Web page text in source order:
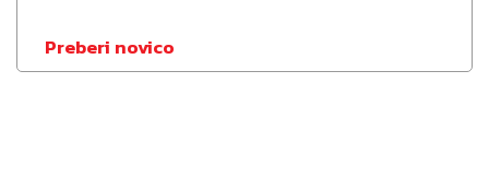
Preberi novico